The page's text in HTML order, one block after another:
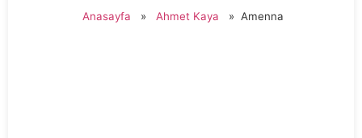
Anasayfa » Ahmet Kaya » Amenna